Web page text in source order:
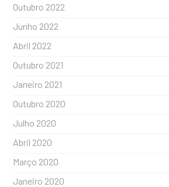
Outubro 2022
Junho 2022
Abril 2022
Outubro 2021
Janeiro 2021
Outubro 2020
Julho 2020
Abril 2020
Março 2020
Janeiro 2020